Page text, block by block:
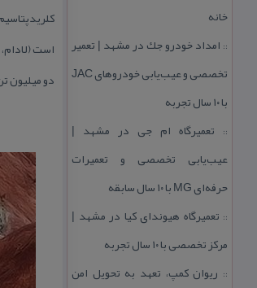
خانه
:: امداد خودرو جك در مشهد | تعمیر
تخصصی و عیب‌یابی خودروهای JAC
با ۱۰ سال تجربه
:: تعمیرگاه ام جی در مشهد |
عیب‌یابی تخصصی و تعمیرات
حرفه‌ای MG با ۱۰ سال سابقه
:: تعمیرگاه هیوندای كیا در مشهد |
مركز تخصصی با ۱۰ سال تجربه
:: ریوان كمپ، تعهد به تحویل امن
دو میلیون